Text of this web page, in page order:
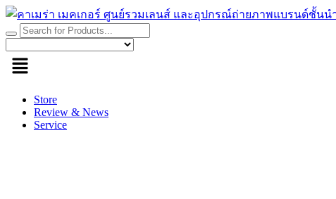
Skip
content
Store
Review & News
Service